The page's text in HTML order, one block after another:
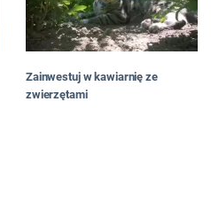
Zainwestuj w kawiarnię ze
zwierzętami